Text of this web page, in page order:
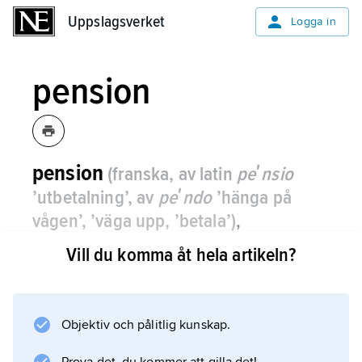
Uppslagsverket Logga in
pension
pension (franska, av latin peʹnsio
’utbetalning’, av peʹndo’hänga på
vågen’, ’väga upp, ’betala’),
regelbunden inkomst för person som på
grund av ålder eller arbetsoförmåga fått
helt med förvärvsarbete.
Ålderspensioner ska skydda mot fattigdom på
Vill du komma åt hela artikeln?
Objektiv och pålitlig kunskap.